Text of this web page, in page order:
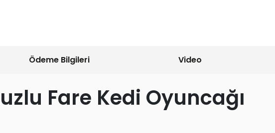
Ödeme Bilgileri Video
Fare Kedi Oyuncağı